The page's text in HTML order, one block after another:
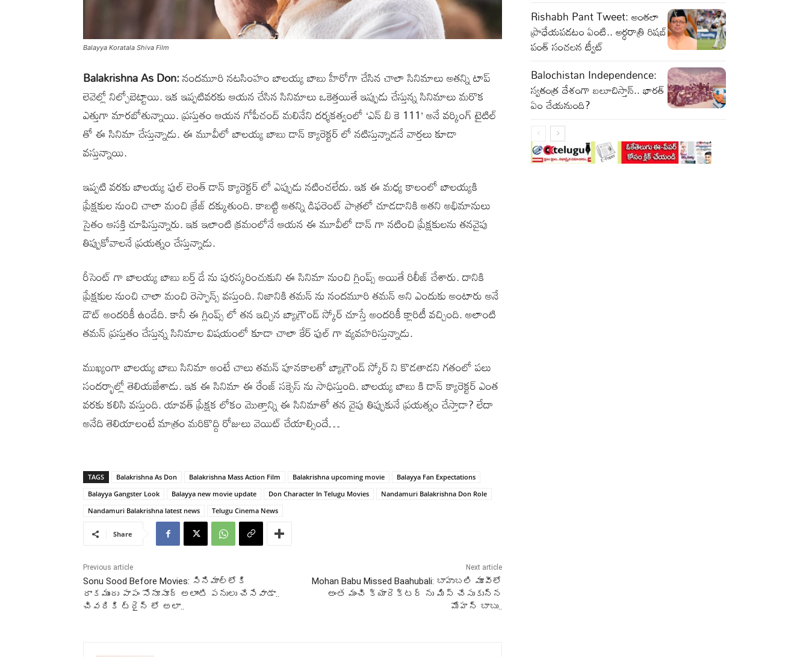
Balayya Koratala Shiva Film
Balakrishna As Don:నందమూరి నటసింహం బాలయ్య బాబు హీరోగా చేసిన చాలా సినిమాలు అతన్ని టాప్
లెవెల్లో నిల్చోబెట్టాయి. ఇక ఇప్పటివరకు ఆయన చేసిన సినిమాలు ఒకెత్తయితే ఇప్పుడు చేస్తున్న సినిమాలు మరొక
ఎత్తుగా మారబోతున్నాయి. ప్రస్తుతం ఆయన గోపీచంద్ మలినేని దర్శకత్వంలో ‘ఎన్ బి కె 111’ అనే వర్కింగ్ టైటిల్
తో ఈ సినిమా చేస్తున్నాడు. ఈ మూవీలో బాలయ్య బాబు డాన్ క్యారెక్టర్ లో నటిస్తున్నాడనే వార్తలు కూడా
వస్తున్నాయి.
ఇప్పటి వరకు బాలయ్య ఫుల్ లెంత్ డాన్ క్యారెక్టర్ లో ఎప్పుడు నటించలేదు. ఇక ఈ మధ్య కాలంలో బాలయ్యకి
ప్రేక్షకుల నుంచి చాలా మంచి క్రేజ్ దక్కుతుంది. కాబట్టి అతన్ని డిఫరెంట్ పాత్రలో చూడడానికి అతని అభిమానులు
సైతం ఆసక్తి చూపిస్తున్నారు. ఇక ఇలాంటి క్రమంలోనే ఆయన ఈ మూవీలో డాన్ గా నటించి ప్రేక్షకులను తనవైపు
తిప్పుకోవాలనే ప్రయత్నం చేస్తున్నాడు.
రీసెంట్ గా బాలయ్య బాబు బర్త్ డే ను పురస్కరించుకుని ఈ సినిమా నుంచి గ్లింప్స్ అయితే రిలీజ్ చేశారు. దానికి
ప్రేక్షకుల నుంచి చాలా మంచి రెస్పాన్స్ వస్తుంది. నిజానికి తమన్ ను నందమూరి తమన్ అని ఎందుకు అంటారు అనే
డౌట్ అందరికీ ఉండేది. కానీ ఈ గ్లింప్స్ లో తన ఇచ్చిన బ్యాగ్రౌండ్ స్కోర్ చూస్తే అందరికీ క్లారిటీ వచ్చింది. అలాంటి
తమన్ ప్రస్తుతం చేస్తున్న సినిమాల విషయంలో కూడా చాలా కేర్ ఫుల్ గా వ్యవహరిస్తున్నాడు.
ముఖ్యంగా బాలయ్య బాబు సినిమా అంటే చాలు తమన్ పూనకాలతో బ్యాగ్రౌండ్ స్కోర్ ని కొడతాడని గతంలో పలు
సందర్భాల్లో తెలియజేశాడు. ఇక ఈ సినిమా ఈ రేంజ్ సక్సెస్ ను సాధిస్తుంది. బాలయ్య బాబు కి డాన్ క్యారెక్టర్ ఎంత
వరకు కలిసి వస్తుంది. యావత్ ప్రేక్షక లోకం మొత్తాన్ని ఈ సినిమాతో తన వైపు తిప్పుకునే ప్రయత్నం చేస్తాడా? లేదా
అనేది తెలియాలంటే మాత్రం మరికొద్ది రోజులు వెయిట్ చేయాల్సిందే…
TAGS Balakrishna As Don Balakrishna Mass Action Film Balakrishna upcoming movie
Balayya Fan Expectations
Balayya Gangster Look
Balayya new movie update Don Character In Telugu Movies
Nandamuri Balakrishna Don Role
Nandamuri Balakrishna latest news
Telugu Cinema News
Share
Previous article
Sonu Sood Before Movies: సినిమాల్లోకి
రాకముందు పాపం సోనూసూద్ అలాంటి పనులు చేసేవాడా..
చివరికి ట్రైన్ లో అలా..
Next article
Mohan Babu Missed Baahubali: బాహుబలి మూవీలో
అంత మంచి క్యారెక్టర్ ను మిస్ చేసుకున్న
మోహన్ బాబు..
Rishabh Pant Tweet: అంతలా
ప్రాధేయపడటం ఏంటి.. అర్ధరాత్రి రిషబ్
పంత్ సంచలన ట్వీట్
Balochistan Independence:
స్వతంత్ర దేశంగా బలూచిస్తాన్‌.. భారత్‌
ఏం చేయనుంది?